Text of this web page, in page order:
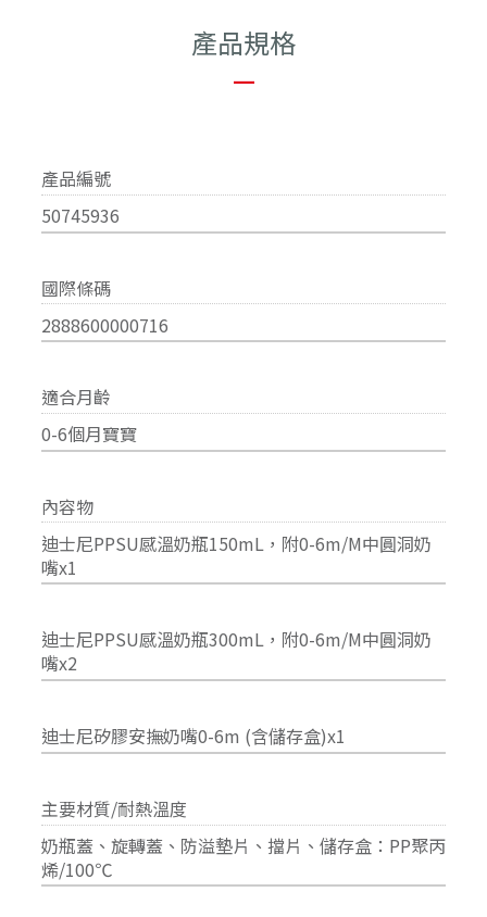
產品規格
—
產品編號
50745936
國際條碼
2888600000716
適合月齡
0-6個月寶寶
內容物
迪士尼PPSU感溫奶瓶150mL，附0-6m/M中圓洞奶
嘴x1
迪士尼PPSU感溫奶瓶300mL，附0-6m/M中圓洞奶
嘴x2
迪士尼矽膠安撫奶嘴0-6m (含儲存盒)x1
主要材質/耐熱溫度
奶瓶蓋、旋轉蓋、防溢墊片、擋片、儲存盒：PP聚丙
烯/100℃